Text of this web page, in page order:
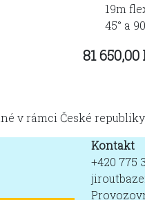
19m
45° a
81 650,00
v rámci České republiky
Kontakt
+420 775